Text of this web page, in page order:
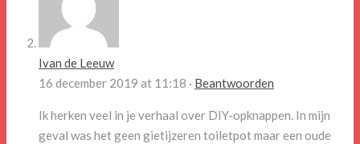
Ivan de Leeuw
16 december 2019 at 11:18 · Beantwoorden
Ik herken veel in je verhaal over DIY-opknappen. In mijn
geval was het geen gietijzeren toiletpot maar een oude